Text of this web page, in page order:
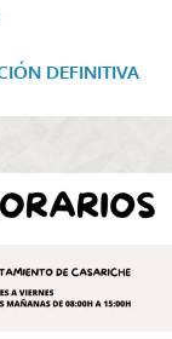
DEFINITIVA